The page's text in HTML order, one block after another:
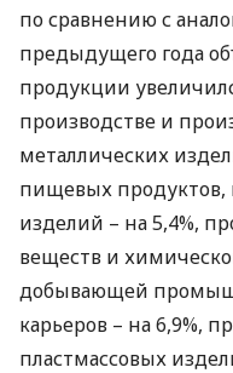
по сравнению с
предыдущего года
продукции
производстве и
металлических
пищевых продуктов,
изделий – на 5,4%,
веществ и
добывающей
карьеров – на 6,9%,
пластмассовых